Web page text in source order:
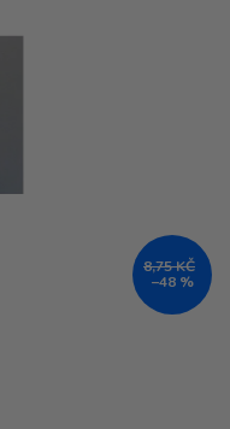
8,75 KČ
–48 %